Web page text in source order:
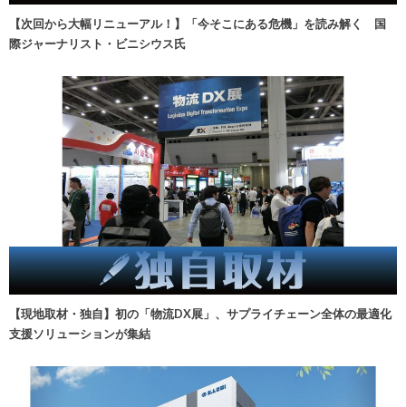
【次回から大幅リニューアル！】「今そこにある危機」を読み解く 国
際ジャーナリスト・ビニシウス氏
【現地取材・独自】初の「物流DX展」、サプライチェーン全体の最適化
支援ソリューションが集結